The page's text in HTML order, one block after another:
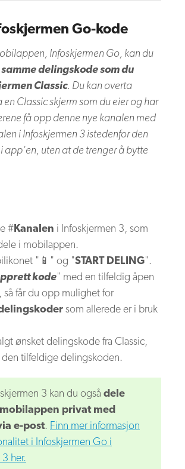
Go-kode
Infoskjermen Go, kan du
samme delingskode som du
Classic. Du kan overta
Classic skjerm som du eier og har
få opp denne nye kanalen med
i Infoskjermen 3 istedenfor den
app'en, uten at de trenger å bytte
#Kanalen i Infoskjermen 3, som
i mobilappen.
"📱" og "START DELING".
kode" med en tilfeldig åpen
får du opp mulighet for
som allerede er i bruk
ønsket delingskode fra Classic,
den tilfeldige delingskoden.
3 kan du også dele
privat med
e-post. Finn mer informasjon
i Infoskjermen Go i
her.